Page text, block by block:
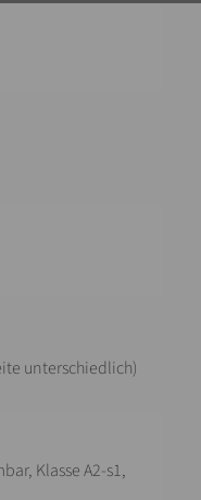
unterschiedlich)
Klasse A2-s1,